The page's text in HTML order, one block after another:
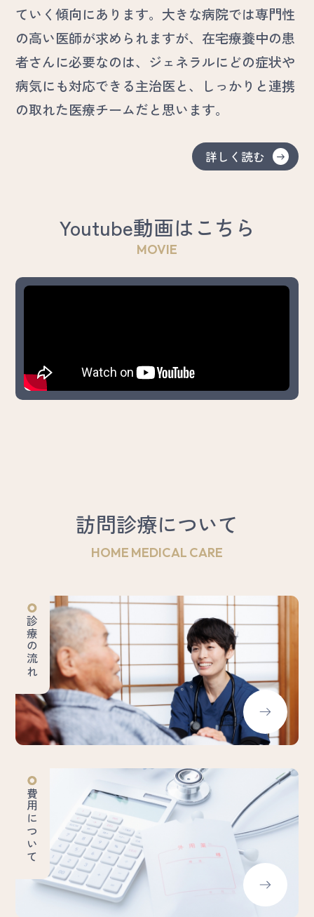
ていく傾向にあります。大きな病院では専門性
の高い医師が求められますが、在宅療養中の患
者さんに必要なのは、ジェネラルにどの症状や
病気にも対応できる主治医と、しっかりと連携
の取れた医療チームだと思います。
詳しく読む
Youtube動画はこちら
MOVIE
訪問診療について
HOME MEDICAL CARE
診療の流れ
費用について